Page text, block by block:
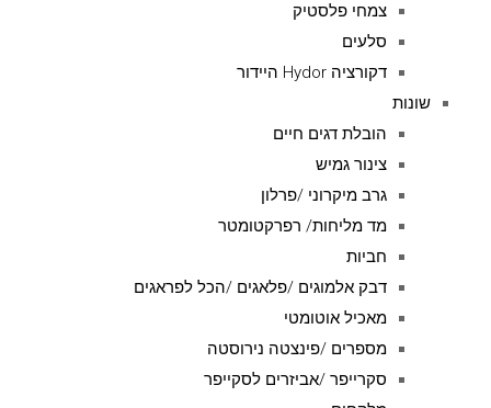
צמחי פלסטיק
סלעים
דקורציה Hydor היידור
שונות
הובלת דגים חיים
צינור גמיש
גרב מיקרוני /פרלון
מד מליחות/ רפרקטומטר
חביות
דבק אלמוגים /פלאגים /הכל לפראגים
מאכיל אוטומטי
מספרים /פינצטה נירוסטה
סקרייפר /אביזרים לסקייפר